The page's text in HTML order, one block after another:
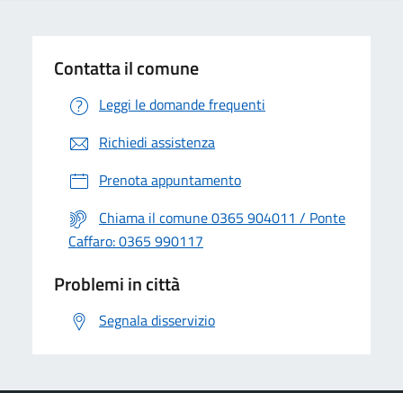
Contatta il comune
Leggi le domande frequenti
Richiedi assistenza
Prenota appuntamento
Chiama il comune 0365 904011 / Ponte
Caffaro: 0365 990117
Problemi in città
Segnala disservizio